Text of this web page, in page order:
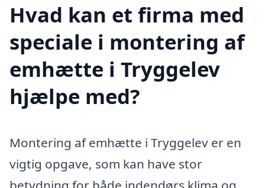
Hvad kan et firma med
speciale i montering af
emhætte i Tryggelev
hjælpe med?
Montering af emhætte i Tryggelev er en
vigtig opgave, som kan have stor